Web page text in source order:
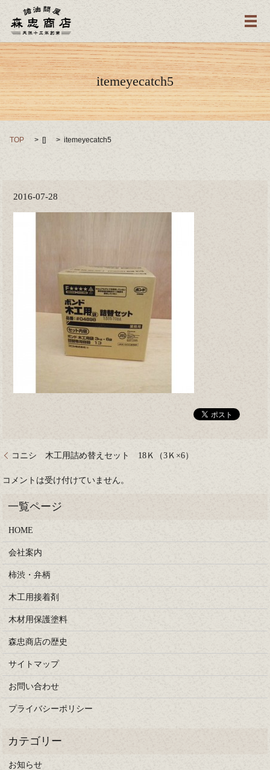
メ
itemeyecatch5
TOP [] itemeyecatch5
2016-07-28
コニシ 木工用詰め替えセット 18Ｋ（3Ｋ×6）
コメントは受け付けていません。
HOME
会社案内
柿渋・弁柄
木工用接着剤
木材用保護塗料
森忠商店の歴史
サイトマップ
お問い合わせ
プライバシーポリシー
お知らせ